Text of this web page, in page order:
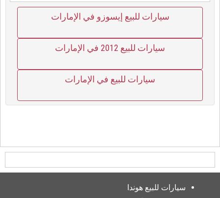
سيارات للبيع إيسوزو في الإمارات
سيارات للبيع 2012 في الإمارات
سيارات للبيع في الإمارات
سيارات للبيع هوندا